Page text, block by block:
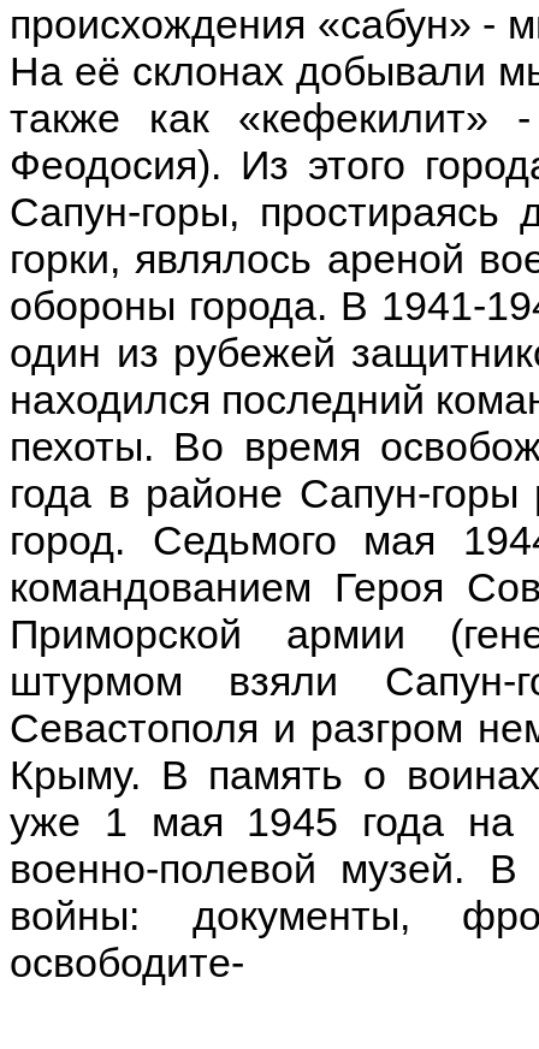
происхождения «сабун» -
На её склонах добывали
также как «кефекилит»
Феодосия). Из этого
Сапун-горы,
горки, являлось ареной
обороны города. В 1941-
один из рубежей
находился последний
пехоты. Во время
года в районе Сапун-
город. Седьмого мая
командованием Героя
Приморской армии
штурмом взяли Сапун-
Севастополя и разгром
Крыму. В память о
уже 1 мая 1945 года на
военно-полевой музей. В
войны: документы,
освободите-